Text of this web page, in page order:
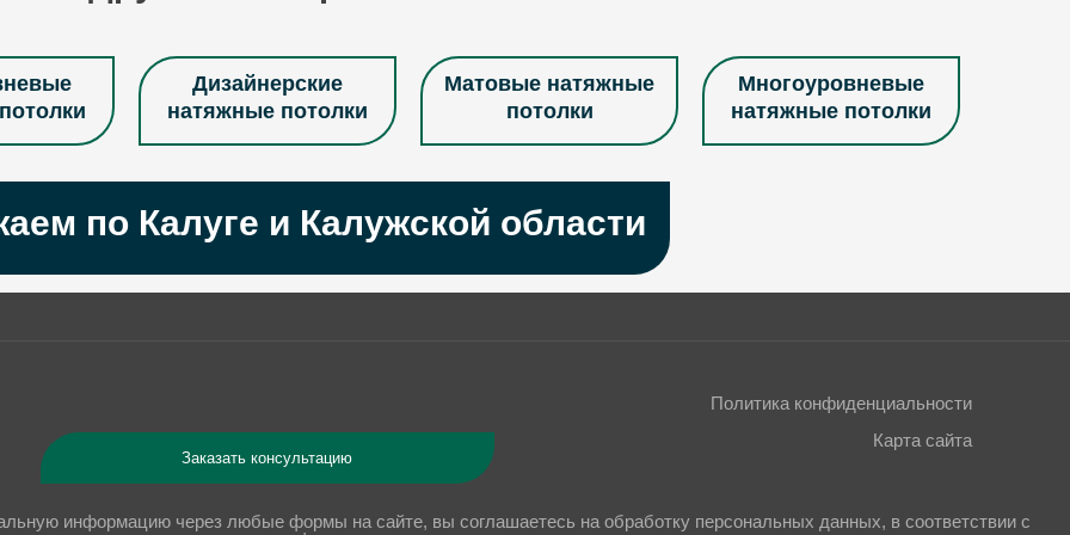
Дизайнерские
натяжные потолки
Матовые натяжные
потолки
Многоуровневые
натяжные потолки
ванную
гостиную
Сатиновые натяжные
потолки
Светодиодные
натяжные потолки
Тканевые натяжные
по Калуге и Калужской области
Заказать консультацию
Политика конфиденциальности
Карта сайта
информацию через любые формы на сайте, вы соглашаетесь на обработку персональных данных, в соответствии с